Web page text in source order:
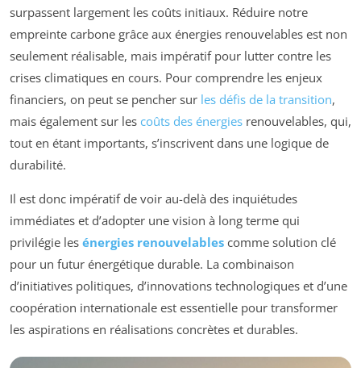
surpassent largement les coûts initiaux. Réduire notre
empreinte carbone grâce aux énergies renouvelables est non
seulement réalisable, mais impératif pour lutter contre les
crises climatiques en cours. Pour comprendre les enjeux
financiers, on peut se pencher sur les défis de la transition,
mais également sur les coûts des énergies renouvelables, qui,
tout en étant importants, s’inscrivent dans une logique de
durabilité.
Il est donc impératif de voir au-delà des inquiétudes
immédiates et d’adopter une vision à long terme qui
privilégie les énergies renouvelables comme solution clé
pour un futur énergétique durable. La combinaison
d’initiatives politiques, d’innovations technologiques et d’une
coopération internationale est essentielle pour transformer
les aspirations en réalisations concrètes et durables.